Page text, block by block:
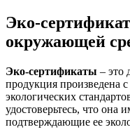
Эко-
окружающей
Эко-сертификаты – это
продукция произведена
экологических
удостоверьтесь, что она
подтверждающие ее